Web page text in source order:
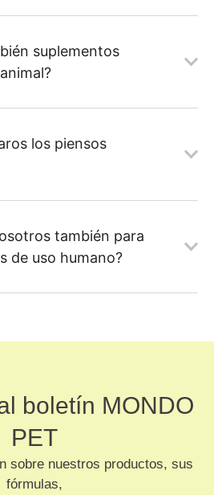
suplementos
los piensos
también para
de uso humano?
boletín MONDO
PET
sobre nuestros productos, sus
fórmulas,